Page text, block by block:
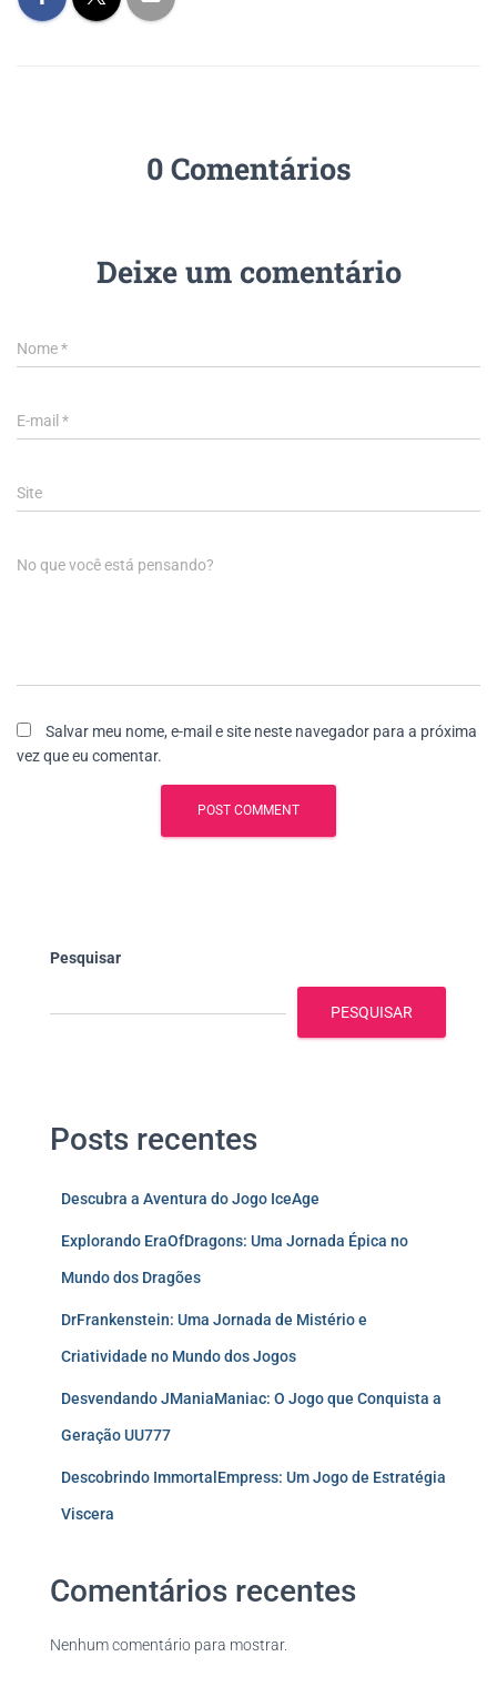
0 Comentários
Deixe um comentário
Nome*
E-mail *
Site
No que você está pensando?
Salvar meu nome, e-mail e site neste navegador para a próxima
vez que eu comentar.
Pesquisar
PESQUISAR
Posts recentes
Descubra a Aventura do Jogo IceAge
Explorando EraOfDragons: Uma Jornada Épica no
Mundo dos Dragões
DrFrankenstein: Uma Jornada de Mistério e
Criatividade no Mundo dos Jogos
Desvendando JManiaManiac: O Jogo que Conquista a
Geração UU777
Descobrindo ImmortalEmpress: Um Jogo de Estratégia
Viscera
Comentários recentes
Nenhum comentário para mostrar.